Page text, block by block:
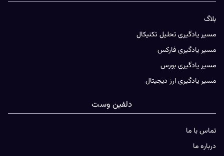
بلاگ
مسیر یادگیری تحلیل تکنیکال
مسیر یادگیری فارکس
مسیر یادگیری بورس
مسیر یادگیری ارز دیجیتال
دلفین وست
تماس با ما
درباره ما